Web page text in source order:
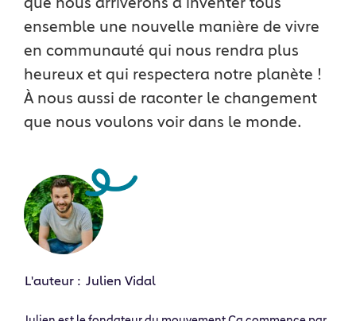
que nous arriverons à inventer tous
ensemble une nouvelle manière de vivre
en communauté qui nous rendra plus
heureux et qui respectera notre planète !
À nous aussi de raconter le changement
que nous voulons voir dans le monde.
L'auteur : Julien Vidal